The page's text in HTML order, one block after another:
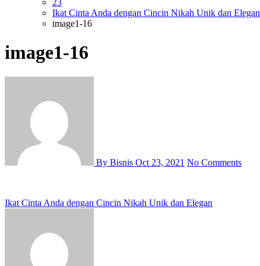
Ikat Cinta Anda dengan Cincin Nikah Unik dan Elegan
image1-16
image1-16
By Bisnis Oct 23, 2021 No Comments
Post
Ikat Cinta Anda dengan Cincin Nikah Unik dan Elegan